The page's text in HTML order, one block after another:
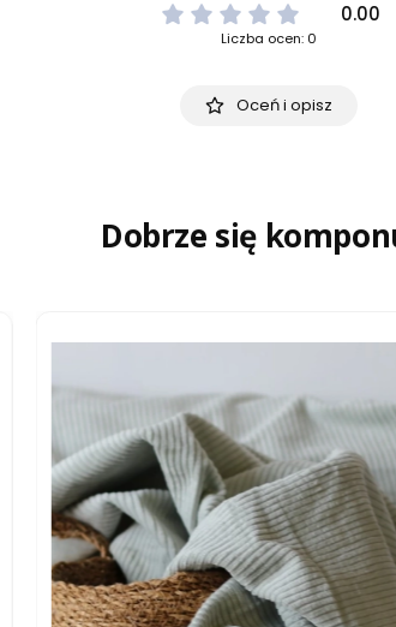
0.00
Liczba ocen: 0
Oceń i opisz
Dobrze się